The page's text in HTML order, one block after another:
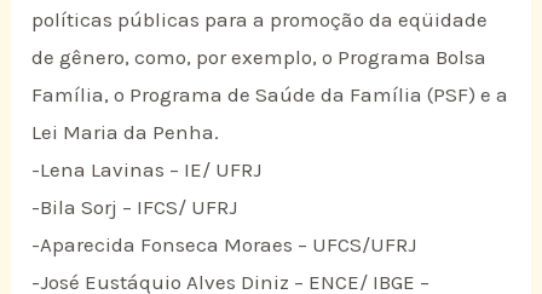
políticas públicas para a promoção da eqüidade
de gênero, como, por exemplo, o Programa Bolsa
Família, o Programa de Saúde da Família (PSF) e a
Lei Maria da Penha.
-Lena Lavinas – IE/ UFRJ
-Bila Sorj – IFCS/ UFRJ
-Aparecida Fonseca Moraes – UFCS/UFRJ
-José Eustáquio Alves Diniz – ENCE/ IBGE –